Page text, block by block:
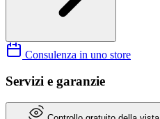
Consulenza in uno store
Servizi e garanzie